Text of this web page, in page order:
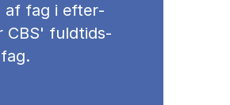
af fag i ef­ter­
CBS' fuld­tids­